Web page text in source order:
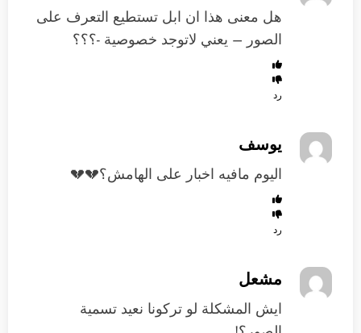
هل معنى هذا ان ابل تستطيع التعرف على
الصور – يعني لاتوجد خصوصية -؟؟؟
رد
يوسف
اليوم مافيه اخبار على الهامش؟💔💔
رد
مشعل
ايش المشكلة لو تركونا نعيد تسمية